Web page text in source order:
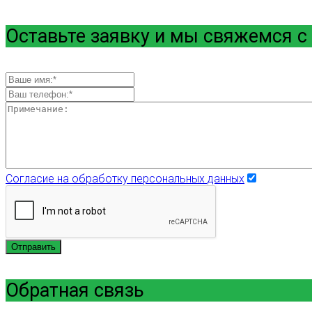
Оставьте заявку и мы свяжемся
Согласие на обработку персональных данных
Отправить
Обратная связь